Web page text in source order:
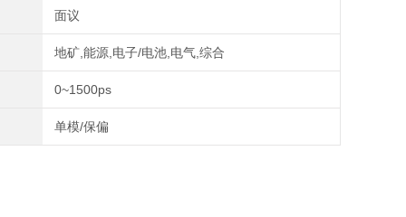
面议
地矿,能源,电子/电池,电气,综合
0~1500ps
单模/保偏